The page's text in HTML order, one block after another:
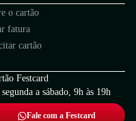
o cartão
fatura
cartão
Festcard
a sábado, 9h às 19h
Fale com a Festcard